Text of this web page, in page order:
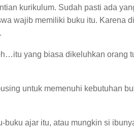
kurikulum. Sudah pasti ada
wajib memiliki buku itu. Karena
yang biasa dikeluhkan orang
untuk memenuhi kebutuhan
buku ajar itu, atau mungkin si